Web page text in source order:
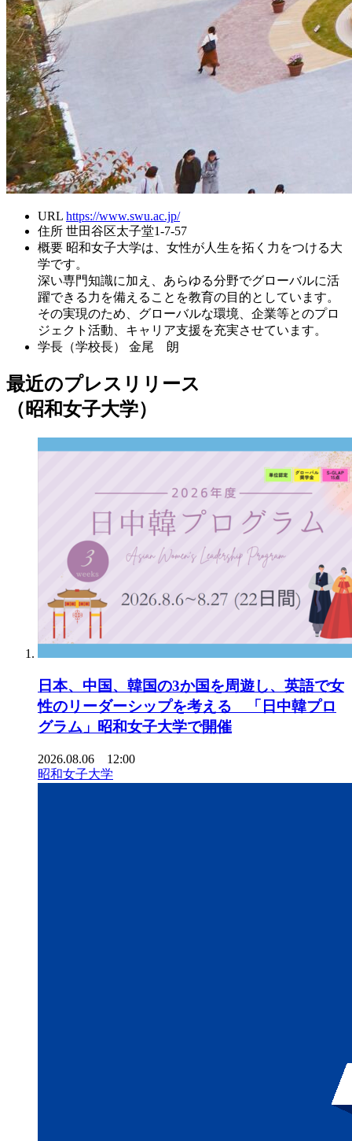
URL https://www.swu.ac.jp/
住所 世田谷区太子堂1-7-57
概要 昭和女子大学は、女性が人生を拓く力をつける大
学です。
深い専門知識に加え、あらゆる分野でグローバルに活
躍できる力を備えることを教育の目的としています。
その実現のため、グローバルな環境、企業等とのプロ
ジェクト活動、キャリア支援を充実させています。
学長（学校長）
金尾 朗
最近のプレスリリース
（昭和女子大学）
日本、中国、韓国の3か国を周遊し、英語で女
性のリーダーシップを考える 「日中韓プロ
グラム」昭和女子大学で開催
2026.08.06 12:00
昭和女子大学